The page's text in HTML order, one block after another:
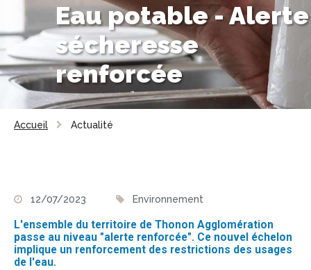
Eau potable - Alerte
sécheresse
renforcée
Accueil Actualité
12/07/2023 Environnement
L'ensemble du territoire de Thonon Agglomération
passe au niveau "alerte renforcée". Ce nouvel échelon
implique un renforcement des restrictions des usages
de l'eau.